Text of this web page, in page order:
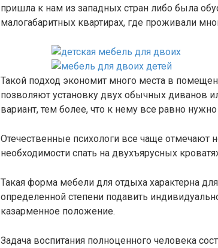
пришла к нам из западных стран либо была
малогабаритных квартирах, где проживали
Такой подход экономит много места в
позволяют установку двух обычных диванов
вариант, тем более, что к нему все равно нужно
Отечественные психологи все чаще отмечают
необходимости спать на двухъярусных
Такая форма мебели для отдыха характерна
определенной степени подавить
казарменное положение.
Задача воспитания полноценного человека